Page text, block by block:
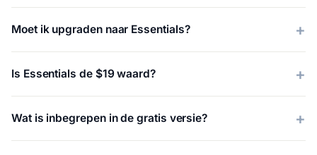
Moet ik upgraden naar Essentials?
Is Essentials de $19 waard?
Wat is inbegrepen in de gratis versie?